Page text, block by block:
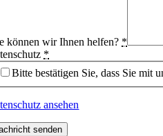
können wir Ihnen helfen? *
*
Bitte bestätigen Sie, dass Sie mit
ansehen
senden